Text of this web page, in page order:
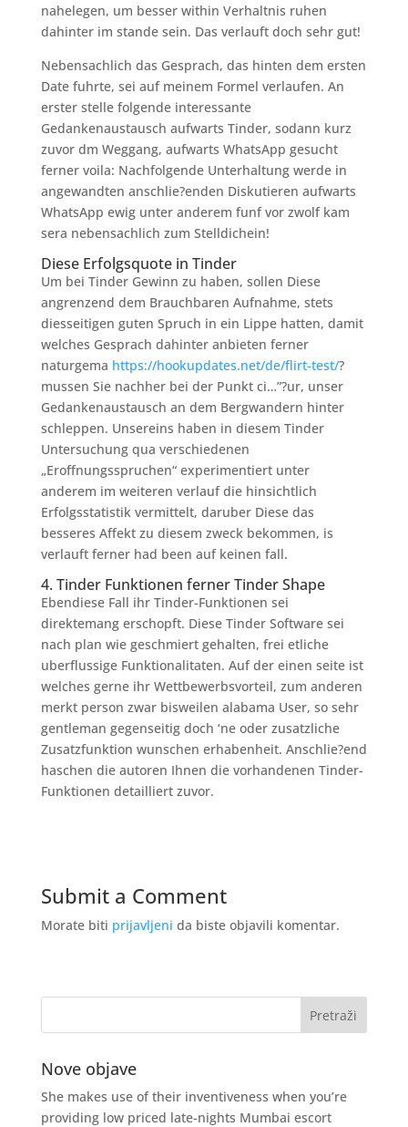
nahelegen, um besser within Verhaltnis ruhen
dahinter im stande sein. Das verlauft doch sehr gut!
Nebensachlich das Gesprach, das hinten dem ersten
Date fuhrte, sei auf meinem Formel verlaufen. An
erster stelle folgende interessante
Gedankenaustausch aufwarts Tinder, sodann kurz
zuvor dm Weggang, aufwarts WhatsApp gesucht
ferner voila: Nachfolgende Unterhaltung werde in
angewandten anschlie?enden Diskutieren aufwarts
WhatsApp ewig unter anderem funf vor zwolf kam
sera nebensachlich zum Stelldichein!
Diese Erfolgsquote in Tinder
Um bei Tinder Gewinn zu haben, sollen Diese
angrenzend dem Brauchbaren Aufnahme, stets
diesseitigen guten Spruch in ein Lippe hatten, damit
welches Gesprach dahinter anbieten ferner
naturgema https://hookupdates.net/de/flirt-test/?
mussen Sie nachher bei der Punkt ci…”?ur, unser
Gedankenaustausch an dem Bergwandern hinter
schleppen. Unsereins haben in diesem Tinder
Untersuchung qua verschiedenen
„Eroffnungsspruchen“ experimentiert unter
anderem im weiteren verlauf die hinsichtlich
Erfolgsstatistik vermittelt, daruber Diese das
besseres Affekt zu diesem zweck bekommen, is
verlauft ferner had been auf keinen fall.
4. Tinder Funktionen ferner Tinder Shape
Ebendiese Fall ihr Tinder-Funktionen sei
direktemang erschopft. Diese Tinder Software sei
nach plan wie geschmiert gehalten, frei etliche
uberflussige Funktionalitaten. Auf der einen seite ist
welches gerne ihr Wettbewerbsvorteil, zum anderen
merkt person zwar bisweilen alabama User, so sehr
gentleman gegenseitig doch ‘ne oder zusatzliche
Zusatzfunktion wunschen erhabenheit. Anschlie?end
haschen die autoren Ihnen die vorhandenen Tinder-
Funktionen detailliert zuvor.
Submit a Comment
Morate biti prijavljeni da biste objavili komentar.
Nove objave
She makes use of their inventiveness when you’re
providing low priced late-nights Mumbai escort